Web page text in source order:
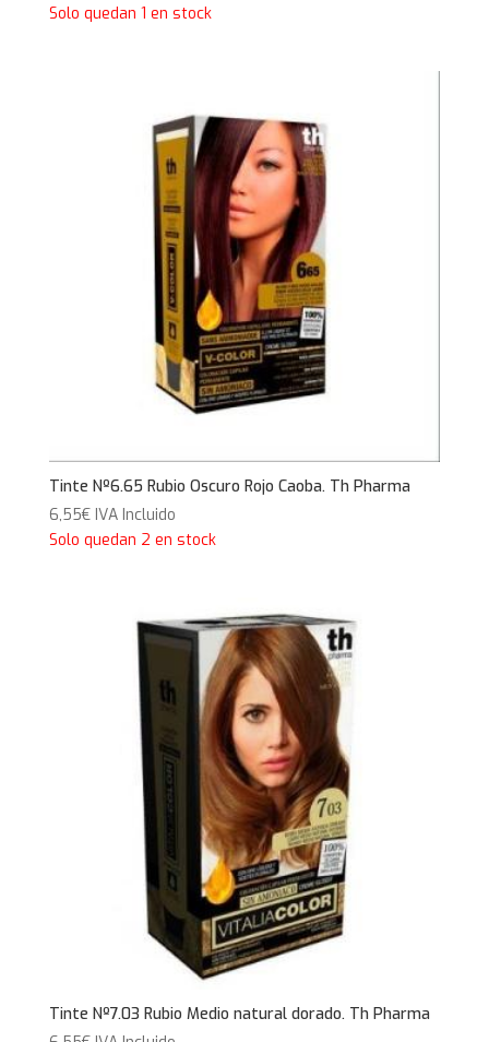
Solo quedan 1 en stock
Tinte Nº6.65 Rubio Oscuro Rojo Caoba. Th Pharma
6,55€ IVA Incluido
Solo quedan 2 en stock
Tinte Nº7.03 Rubio Medio natural dorado. Th Pharma